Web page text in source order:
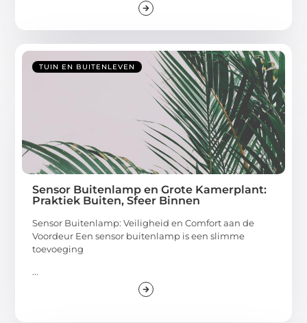
TUIN EN BUITENLEVEN
Sensor Buitenlamp en Grote Kamerplant:
Praktiek Buiten, Sfeer Binnen
Sensor Buitenlamp: Veiligheid en Comfort aan de
Voordeur Een sensor buitenlamp is een slimme
toevoeging
...